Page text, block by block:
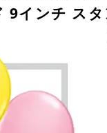
インチ ス